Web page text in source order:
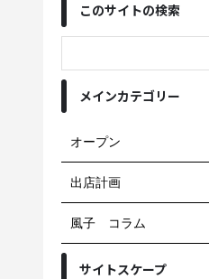
このサイトの検索
メインカテゴリー
オープン
出店計画
風子 コラム
サイトスケープ